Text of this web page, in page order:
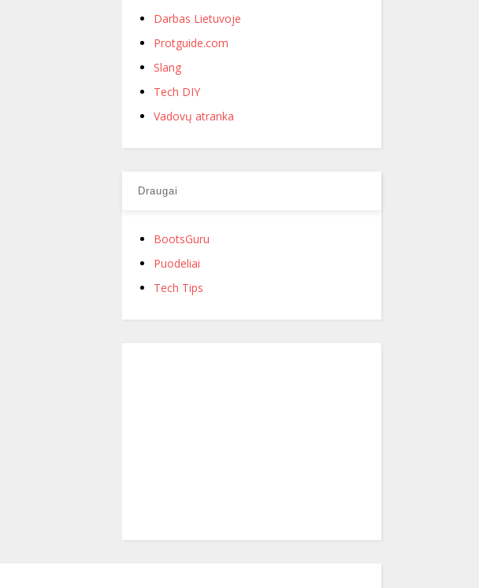
Darbas Lietuvoje
Protguide.com
Slang
Tech DIY
Vadovų atranka
Draugai
BootsGuru
Puodeliai
Tech Tips